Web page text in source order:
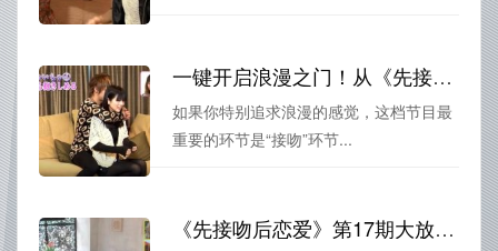
一键开启浪漫之门！从《先接吻后恋爱》开始精彩旅程
如果你特别追求浪漫的感觉，这档节目最
重要的环节是“接吻”环节...
《先接吻后恋爱》第17期大放异彩，整场相亲战役“压轴展”，谁将胜出？